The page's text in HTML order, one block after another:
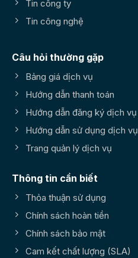
Tin công ty
Tin công nghệ
Câu hỏi thường gặp
Bảng giá dịch vụ
Hướng dẫn thanh toán
Hướng dẫn đăng ký dịch vụ
Hướng dẫn sử dụng dịch vụ
Trang quản lý dịch vụ
Thông tin cần biết
Thỏa thuận sử dụng
Chính sách hoàn tiền
Chính sách bảo mật
Cam kết chất lượng (SLA)